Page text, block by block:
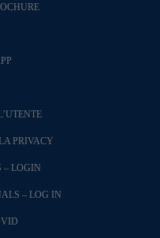
PRIVACY
– LOGIN
– LOG IN